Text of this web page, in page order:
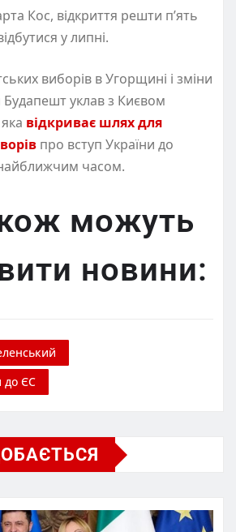
Кос, відкриття решти п’ять
у липні.
виборів в Угорщині і зміни
Будапешт уклав з Києвом
відкриває шлях для
про вступ України до
часом.
можуть
новини:
до ЄС